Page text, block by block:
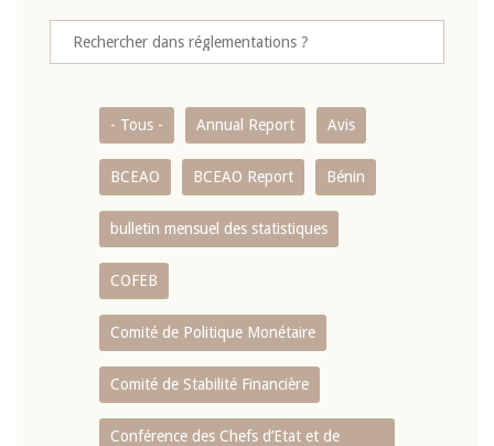
- Tous - Annual Report Avis
BCEAO BCEAO Report Bénin
bulletin mensuel des statistiques
COFEB
Comité de Politique Monétaire
Comité de Stabilité Financière
Conférence des Chefs d’Etat et de